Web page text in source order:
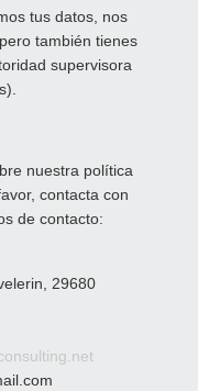
tus datos, nos
también tienes
supervisora
nuestra política
contacta con
de contacto:
29680